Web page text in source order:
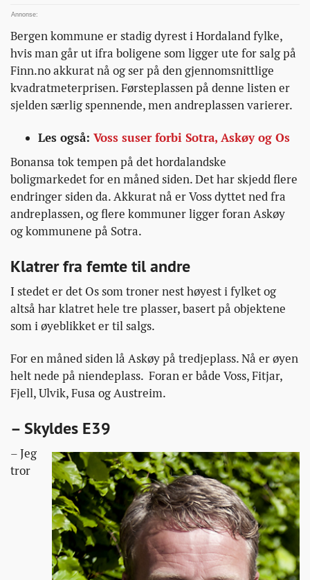
og-
er-
na-
nest-
dyrest-
hordaland/
Bergen kommune er stadig dyrest i Hordaland fylke,
hvis man går ut ifra boligene som ligger ute for salg på
Finn.no akkurat nå og ser på den gjennomsnittlige
kvadratmeterprisen. Førsteplassen på denne listen er
sjelden særlig spennende, men andreplassen varierer.
Les også: Voss suser forbi Sotra, Askøy og Os
Bonansa tok tempen på det hordalandske
boligmarkedet for en måned siden. Det har skjedd flere
endringer siden da. Akkurat nå er Voss dyttet ned fra
andreplassen, og flere kommuner ligger foran Askøy
og kommunene på Sotra.
Klatrer fra femte til andre
I stedet er det Os som troner nest høyest i fylket og
altså har klatret hele tre plasser, basert på objektene
som i øyeblikket er til salgs.
For en måned siden lå Askøy på tredjeplass. Nå er øyen
helt nede på niendeplass. Foran er både Voss, Fitjar,
Fjell, Ulvik, Fusa og Austreim.
– Skyldes E39
– Jeg
tror